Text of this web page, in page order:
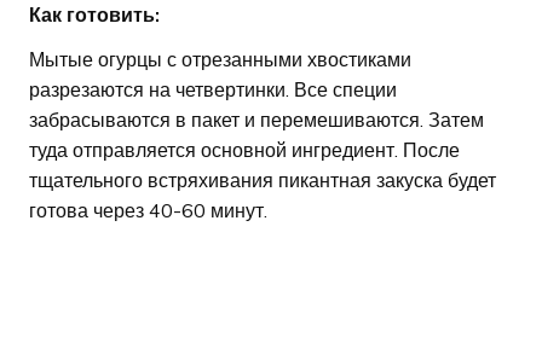
Как готовить:
Мытые огурцы с отрезанными хвостиками
разрезаются на четвертинки. Все специи
забрасываются в пакет и перемешиваются. Затем
туда отправляется основной ингредиент. После
тщательного встряхивания пикантная закуска будет
готова через 40-60 минут.